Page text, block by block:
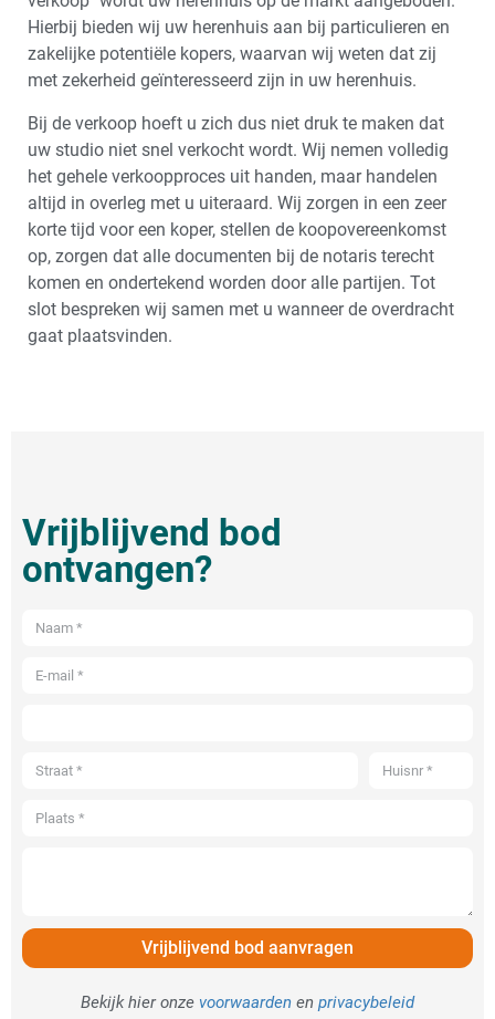
Hierbij bieden wij uw herenhuis aan bij particulieren en
zakelijke potentiële kopers, waarvan wij weten dat zij
met zekerheid geïnteresseerd zijn in uw herenhuis.
Bij de verkoop hoeft u zich dus niet druk te maken dat
uw studio niet snel verkocht wordt. Wij nemen volledig
het gehele verkoopproces uit handen, maar handelen
altijd in overleg met u uiteraard. Wij zorgen in een zeer
korte tijd voor een koper, stellen de koopovereenkomst
op, zorgen dat alle documenten bij de notaris terecht
komen en ondertekend worden door alle partijen. Tot
slot bespreken wij samen met u wanneer de overdracht
gaat plaatsvinden.
Vrijblijvend bod
ontvangen?
Vrijblijvend bod aanvragen
Bekijk hier onze voorwaarden en privacybeleid